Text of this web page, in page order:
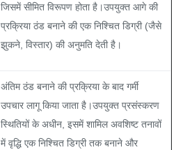
जिसमें सीमित विरूपण होता है।उपयुक्त आगे की
प्रक्रिया ठंड बनाने की एक निश्चित डिग्री (जैसे
झुकने, विस्तार) की अनुमति देती है।
अंतिम ठंड बनाने की प्रक्रिया के बाद गर्मी
उपचार लागू किया जाता है।उपयुक्त प्रसंस्करण
स्थितियों के अधीन, इसमें शामिल अवशिष्ट तनावों
में वृद्धि एक निश्चित डिग्री तक बनाने और